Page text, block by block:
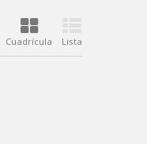
Cuadrícula Lista